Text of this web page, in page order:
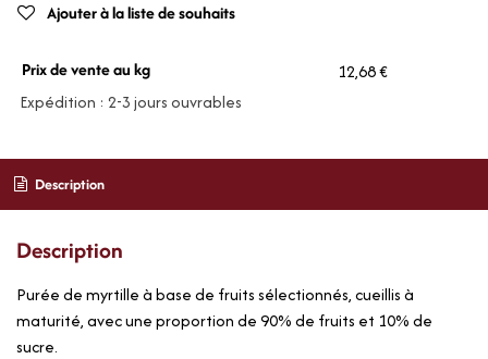
Ajouter à la liste de souhaits
Prix de vente au kg
12,68 €
Expédition : 2-3 jours ouvrables
Description
Description
Purée de myrtille à base de fruits sélectionnés, cueillis à
maturité, avec une proportion de 90% de fruits et 10% de
sucre.